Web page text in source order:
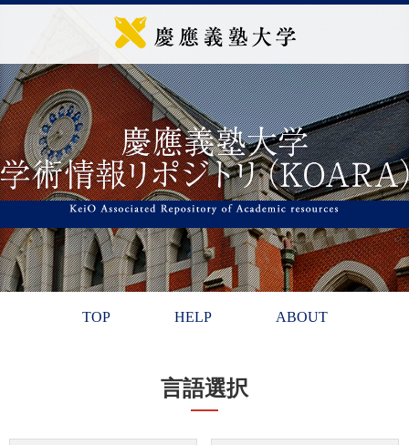
TOP HELP ABOUT
言語選択